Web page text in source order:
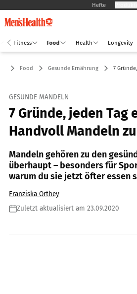
Hefte
Fitness Food Health Longevity
Food Gesunde Ernährung 7
GESUNDE MANDELN
7 Gründe, jeden Tag
Handvoll Mandeln
Mandeln gehören zu den
überhaupt – besonders für
warum du sie jetzt öfter essen
Franziska Orthey
Zuletzt aktualisiert am 23.09.2020
Foto: